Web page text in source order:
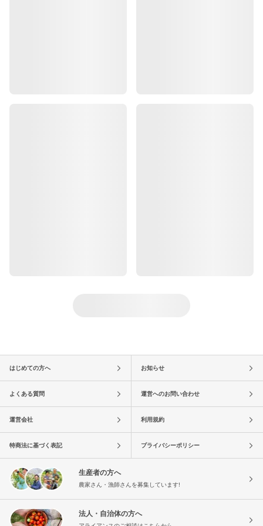
はじめての方へ お知らせ
よくある質問 運営へのお問い合わせ
運営会社 利用規約
特商法に基づく表記 プライバシーポリシー
生産者の方へ
農家さん・漁師さんを募集しています!
法人・自治体の方へ